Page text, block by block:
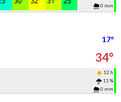
0 mm
17°
34°
12 h
11 %
0 mm